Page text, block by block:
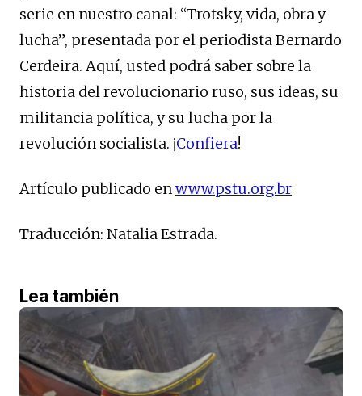
serie en nuestro canal: “Trotsky, vida, obra y
lucha”, presentada por el periodista Bernardo
Cerdeira. Aquí, usted podrá saber sobre la
historia del revolucionario ruso, sus ideas, su
militancia política, y su lucha por la
revolución socialista. ¡Confiera!
Artículo publicado enwww.pstu.org.br
Traducción: Natalia Estrada.
Lea también